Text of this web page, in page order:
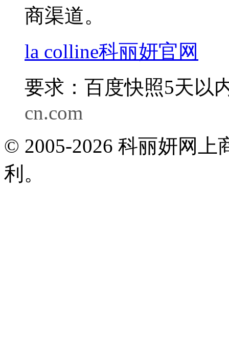
商渠道。
la colline科丽妍官网
要求：百度快照5天以
cn.com
© 2005-2026 科丽妍网
利。